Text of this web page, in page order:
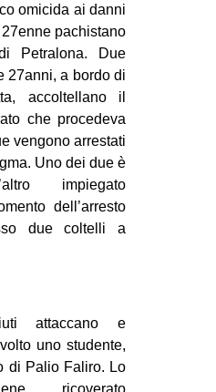
omicida ai danni
pachistano
Petralona. Due
27anni, a bordo di
accoltellano il
che procedeva
vengono arrestati
Uno dei due è
impiegato
dell’arresto
due coltelli a
attaccano e
uno studente,
di Palio Faliro. Lo
ricoverato